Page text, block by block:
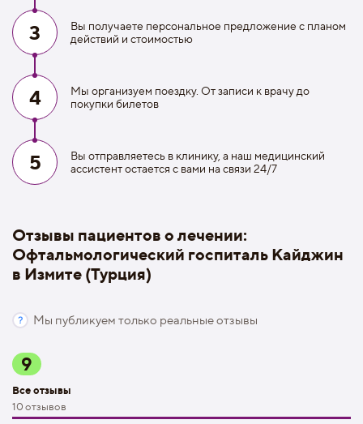
3
Вы получаете персональное предложение с планом
действий и стоимостью
4
Мы организуем поездку. От записи к врачу до
покупки билетов
5
Вы отправляетесь в клинику, а наш медицинский
ассистент остается с вами на связи 24/7
Отзывы пациентов о лечении:
Офтальмологический госпиталь Кайджин
в Измите (Турция)
Мы публикуем только реальные отзывы
9
Все отзывы
10 отзывов